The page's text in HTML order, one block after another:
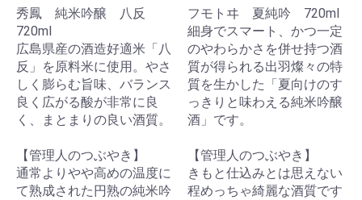
秀鳳 純米吟醸 八反
720ml
広島県産の酒造好適米「八
反」を原料米に使用。やさ
しく膨らむ旨味、バランス
良く広がる酸が非常に良
く、まとまりの良い酒質。
【管理人のつぶやき】
通常よりやや高めの温度に
て熟成された円熟の純米吟
フモトヰ 夏純吟 720ml
細身でスマート、かつ一定
のやわらかさを併せ持つ酒
質が得られる出羽燦々の特
質を生かした「夏向けのす
っきりと味わえる純米吟醸
酒」です。
【管理人のつぶやき】
きもと仕込みとは思えない
程めっちゃ綺麗な酒質です